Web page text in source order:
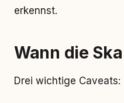
erkennst.
Wann die
Drei wichtige Caveats: